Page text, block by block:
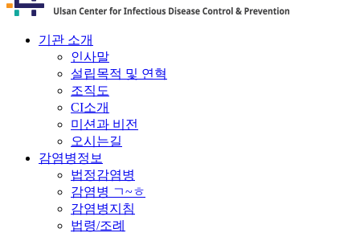
기관 소개
인사말
설립목적 및 연혁
조직도
CI소개
미션과 비전
오시는길
감염병정보
법정감염병
감염병 ㄱ~ㅎ
감염병지침
법령/조례